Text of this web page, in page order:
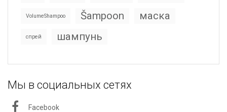
VolumeShampoo Šampoon маска
спрей шампунь
Мы в социальных сетях
Facebook